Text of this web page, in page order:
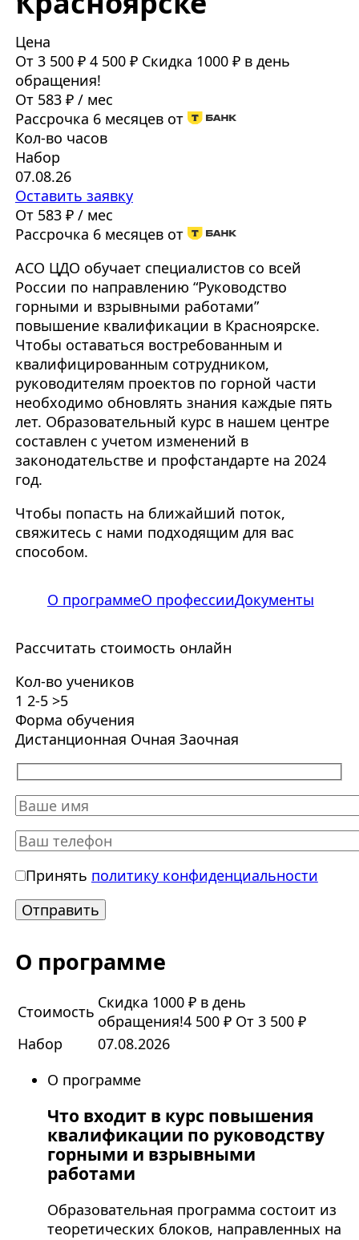
Цена
От 3 500 ₽ 4 500 ₽ Скидка 1000 ₽ в день
обращения!
От 583 ₽ / мес
Рассрочка 6 месяцев от
Кол-во часов
Набор
07.08.26
Оставить заявку
От 583 ₽ / мес
Рассрочка 6 месяцев от
АСО ЦДО обучает специалистов со всей
России по направлению “Руководство
горными и взрывными работами”
повышение квалификации в Красноярске.
Чтобы оставаться востребованным и
квалифицированным сотрудником,
руководителям проектов по горной части
необходимо обновлять знания каждые пять
лет. Образовательный курс в нашем центре
составлен с учетом изменений в
законодательстве и профстандарте на 2024
год.
Чтобы попасть на ближайший поток,
свяжитесь с нами подходящим для вас
способом.
О программеО профессииДокументы
Рассчитать стоимость онлайн
Кол-во учеников
1 2-5 >5
Форма обучения
Дистанционная Очная Заочная
Принять политику конфиденциальности
О программе
Стоимость Скидка 1000 ₽ в день
обращения!4 500 ₽ От 3 500 ₽
Набор
07.08.2026
О программе
Что входит в курс повышения
квалификации по руководству
горными и взрывными
работами
Образовательная программа состоит из
теоретических блоков, направленных на